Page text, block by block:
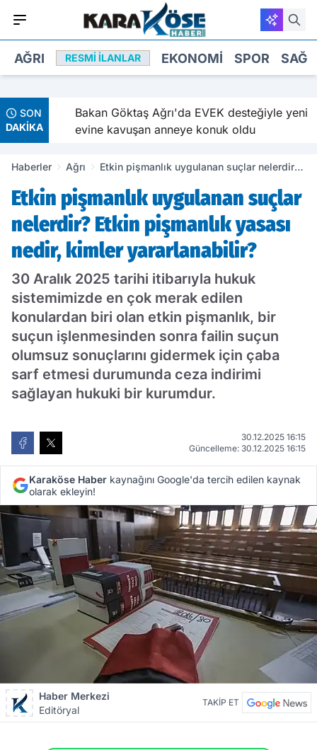
AĞRI RESMI İLANLAR EKONOMI SPOR
SON
DAKİKA
Bakan Göktaş Ağrı'da EVEK desteğiyle yeni
evine kavuşan anneye konuk oldu
Haberler Ağrı
Etkin pişmanlık uygulanan suçlar nelerdir?
yararlanabilir?
Etkin pişmanlık uygulanan suçlar
nelerdir? Etkin pişmanlık yasası
nedir, kimler yararlanabilir?
30 Aralık 2025 tarihi itibarıyla hukuk
sistemimizde en çok merak edilen
konulardan biri olan etkin pişmanlık, bir
suçun işlenmesinden sonra failin suçun
olumsuz sonuçlarını gidermek için çaba
sarf etmesi durumunda ceza indirimi
sağlayan hukuki bir kurumdur.
30.12.2025 16:15
Güncelleme: 30.12.2025 16:15
Karaköse Haber kaynağını Google'da tercih edilen kaynak
olarak ekleyin!
Haber Merkezi
Editöryal
TAKİP ET